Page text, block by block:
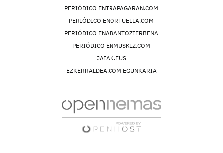
PERIÓDICO ENTRAPAGARAN.COM
PERIÓDICO ENORTUELLA.COM
PERIÓDICO ENABANTOZIERBENA
PERIÓDICO ENMUSKIZ.COM
JAIAK.EUS
EZKERRALDEA.COM EGUNKARIA